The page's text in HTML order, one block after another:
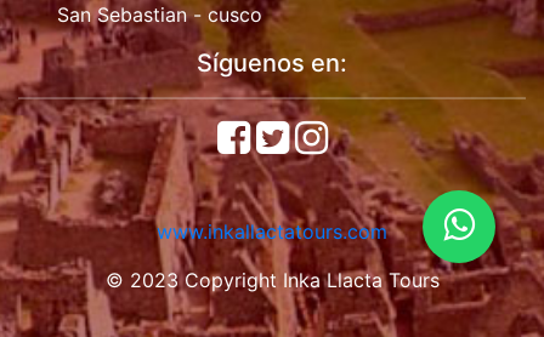
San Sebastian - cusco
Síguenos en:
www.inkallactatours.com
© 2023 Copyright Inka Llacta Tours